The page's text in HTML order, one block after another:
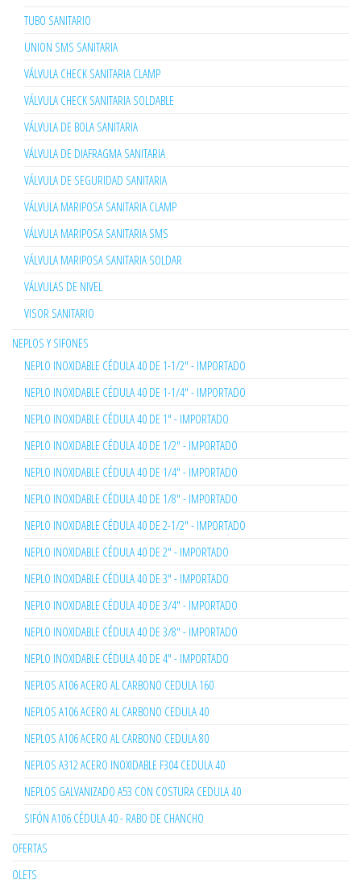
TUBO SANITARIO
UNION SMS SANITARIA
VÁLVULA CHECK SANITARIA CLAMP
VÁLVULA CHECK SANITARIA SOLDABLE
VÁLVULA DE BOLA SANITARIA
VÁLVULA DE DIAFRAGMA SANITARIA
VÁLVULA DE SEGURIDAD SANITARIA
VÁLVULA MARIPOSA SANITARIA CLAMP
VÁLVULA MARIPOSA SANITARIA SMS
VÁLVULA MARIPOSA SANITARIA SOLDAR
VÁLVULAS DE NIVEL
VISOR SANITARIO
NEPLOS Y SIFONES
NEPLO INOXIDABLE CÉDULA 40 DE 1-1/2" - IMPORTADO
NEPLO INOXIDABLE CÉDULA 40 DE 1-1/4" - IMPORTADO
NEPLO INOXIDABLE CÉDULA 40 DE 1" - IMPORTADO
NEPLO INOXIDABLE CÉDULA 40 DE 1/2" - IMPORTADO
NEPLO INOXIDABLE CÉDULA 40 DE 1/4" - IMPORTADO
NEPLO INOXIDABLE CÉDULA 40 DE 1/8" - IMPORTADO
NEPLO INOXIDABLE CÉDULA 40 DE 2-1/2" - IMPORTADO
NEPLO INOXIDABLE CÉDULA 40 DE 2" - IMPORTADO
NEPLO INOXIDABLE CÉDULA 40 DE 3" - IMPORTADO
NEPLO INOXIDABLE CÉDULA 40 DE 3/4" - IMPORTADO
NEPLO INOXIDABLE CÉDULA 40 DE 3/8" - IMPORTADO
NEPLO INOXIDABLE CÉDULA 40 DE 4" - IMPORTADO
NEPLOS A106 ACERO AL CARBONO CEDULA 160
NEPLOS A106 ACERO AL CARBONO CEDULA 40
NEPLOS A106 ACERO AL CARBONO CEDULA 80
NEPLOS A312 ACERO INOXIDABLE F304 CEDULA 40
NEPLOS GALVANIZADO A53 CON COSTURA CEDULA 40
SIFÓN A106 CÉDULA 40 - RABO DE CHANCHO
OFERTAS
OLETS